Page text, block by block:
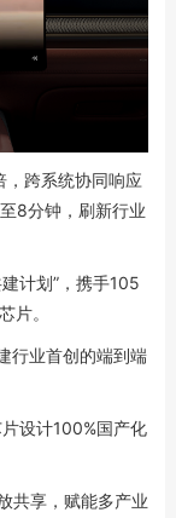
跨系统协同响应
8分钟，刷新行业
计划”，携手105
片。
行业首创的端到端
设计100%国产化
共享，赋能多产业